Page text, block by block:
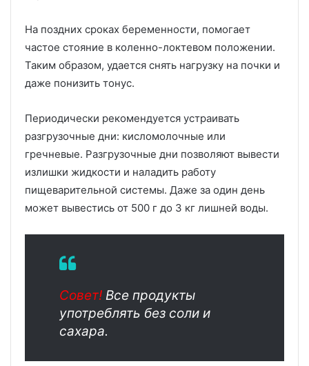
На поздних сроках беременности, помогает
частое стояние в коленно-локтевом положении.
Таким образом, удается снять нагрузку на почки и
даже понизить тонус.
Периодически рекомендуется устраивать
разгрузочные дни: кисломолочные или
гречневые. Разгрузочные дни позволяют вывести
излишки жидкости и наладить работу
пищеварительной системы. Даже за один день
может вывестись от 500 г до 3 кг лишней воды.
Совет! Все продукты
употреблять без соли и
сахара.